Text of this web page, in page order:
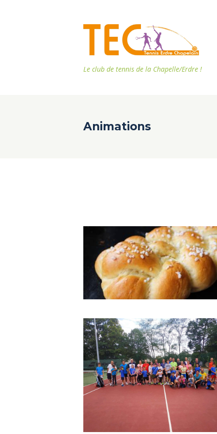
Le club de tennis de la Chapelle/Erdre !
Animations
Opération brioches pour
la tournée jeunes de
juillet 2022
27/05/2022